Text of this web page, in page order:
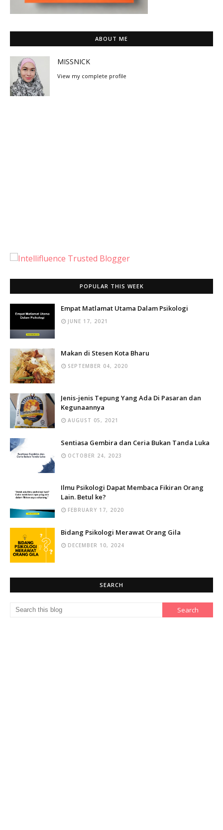
ABOUT ME
MISSNICK
View my complete profile
POPULAR THIS WEEK
Empat Matlamat Utama Dalam Psikologi
JUNE 17, 2021
Makan di Stesen Kota Bharu
SEPTEMBER 04, 2020
Jenis-jenis Tepung Yang Ada Di Pasaran dan
Kegunaannya
AUGUST 05, 2021
Sentiasa Gembira dan Ceria Bukan Tanda Luka
OCTOBER 24, 2023
Ilmu Psikologi Dapat Membaca Fikiran Orang
Lain. Betul ke?
FEBRUARY 17, 2020
Bidang Psikologi Merawat Orang Gila
DECEMBER 10, 2024
SEARCH